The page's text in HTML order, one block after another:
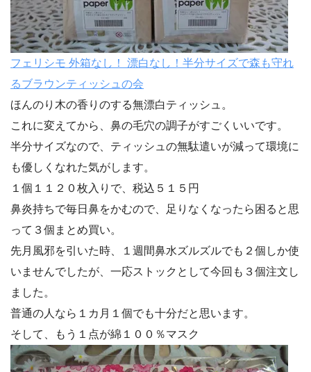
フェリシモ 外箱なし！ 漂白なし！半分サイズで森も守れ
るブラウンティッシュの会
ほんのり木の香りのする無漂白ティッシュ。
これに変えてから、鼻の毛穴の調子がすごくいいです。
半分サイズなので、ティッシュの無駄遣いが減って環境に
も優しくなれた気がします。
１個１１２０枚入りで、税込５１５円
鼻炎持ちで毎日鼻をかむので、足りなくなったら困ると思
って３個まとめ買い。
先月風邪を引いた時、１週間鼻水ズルズルでも２個しか使
いませんでしたが、一応ストックとして今回も３個注文し
ました。
普通の人なら１カ月１個でも十分だと思います。
そして、もう１点が綿１００％マスク